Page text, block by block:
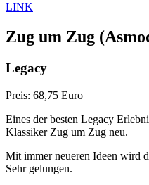
LINK
Zug um Zug
Legacy
Preis: 68,75 Euro
Eines der besten Legacy
Klassiker Zug um Zug neu.
Mit immer neueren Ideen wird
Sehr gelungen.